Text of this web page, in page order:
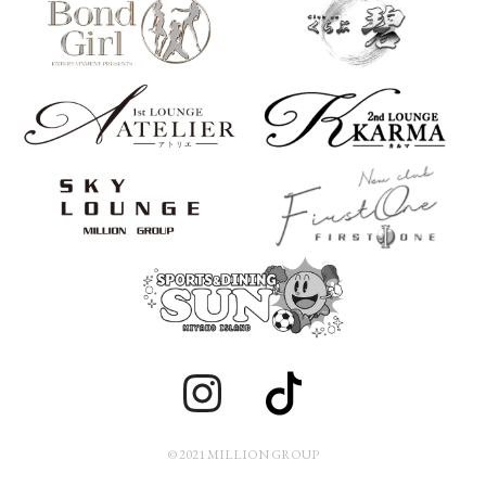
© 2021 MILLION GROUP